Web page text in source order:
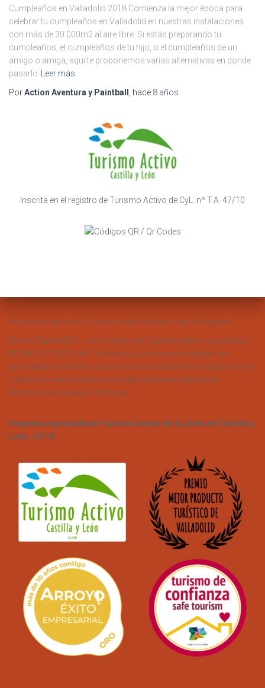
Cumpleaños en Valladolid 2018 Comienza la mejor época para
celebrar tu cumpleaños en Valladolid en nuestras instalaciones
con más de 30.000m2 al aire libre. Si estás preparando tu
cumpleaños, el cumpleaños de tu hijo, o el cumpleaños de un
amigo o amiga, aquí te proponemos varias alternativas en donde
pasarlo
Leer más
PorAction Aventura y Paintball , hace 8 años
Inscrita en el registro de Turismo Activo de CyL. nº T.A. 47/10
Horario de apertura: Todos los días del año, bajo cita previa.
Action Paintball S.L, como Centro de Turismo Activo se ajusta al
DECRETO 7/2021, de 11 de marzo, por el que se regulan las
actividades de turismo activo en la Comunidad de Castilla y León, y
cuenta con personal técnico cualificado para realizar las
diferentes actividades ofertadas.
Empresa registrada en Turismo Activo de la Junta de Castilla y
León. 47/10